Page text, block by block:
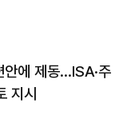
에 제동…ISA·주
지시